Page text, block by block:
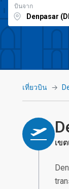
บินจาก
เที่ยวบิน
เข